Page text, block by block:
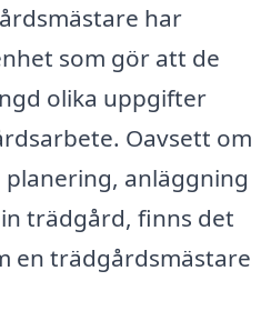
har
som gör att de
olika uppgifter
Oavsett om
anläggning
trädgård, finns det
en trädgårdsmästare